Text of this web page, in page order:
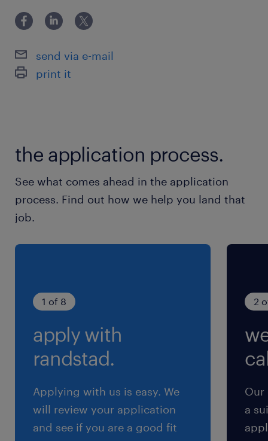
す。また、他チームや他拠点事務所、依頼者であ
る会計士（業務依頼元）からの対応に加え、イレ
へのエスカレーション業務も発生いたします。チ
ームリーダーご経験者の方、大歓迎です。・SAP
書を社内フローに沿って処理します。メールでの
す。・その他、習熟度に応じて以下の業務をお任
せします ・社内申請手続き ・会議室手配や
日程調整（小規模会議） ・出張手配 ・研修サ
ポート（出席確認、単位申請など） ・グループ
バーの面談を専門に行うカウンセラー（有資格）
を配置しています。また、健康サポートセンター
には産業医・精神科専門医資格をお持ちの産業
医・保健師も常駐しておりますので安心して就労
いただける環境です。希望される配慮事項の確認
や協議等においては、配属先の職場・産業医/カ
ウンセラー・人事の三位一体体制にて支援いたし
ます。※チームメンバーは一人一人が自律しなが
等をされており、さらにキャリアアップしたい方歓迎
します。） ▪他部署など異なる立場の相手とも協調でき
send via e-mail
print it
the application process.
See what comes ahead in the application
process. Find out how we help you land that
job.
1 of 8
apply with
randstad.
Applying with us is easy. We
will review your application
and see if you are a good fit
2
Our
a